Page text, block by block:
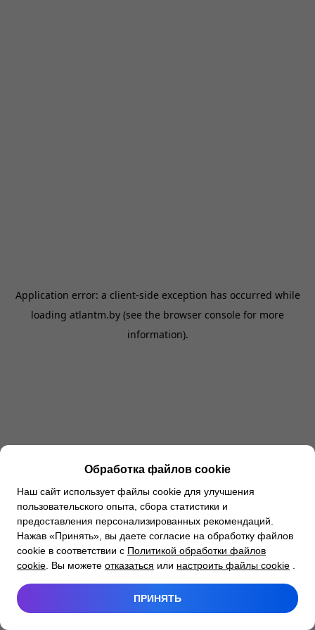
Application error: a client-side exception has occurred while
loading atlantm.by (see the browser console for more
information).
Обработка файлов cookie
Наш сайт использует файлы cookie для улучшения
пользовательского опыта, сбора статистики и
предоставления персонализированных рекомендаций.
Нажав «Принять», вы даете согласие на обработку файлов
cookie в соответствии с Политикой обработки файлов
cookie . Вы можете отказаться или настроить файлы cookie
ПРИНЯТЬ